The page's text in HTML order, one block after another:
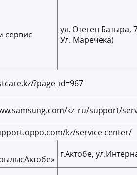
сервис
ул. Отеген Батыра,
Ул. Маречека)
?page_id=967
kz_ru/support/
kz/service-center/
г.Актобе,